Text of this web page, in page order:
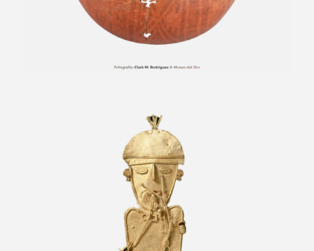
Figura votiva antropomorfa